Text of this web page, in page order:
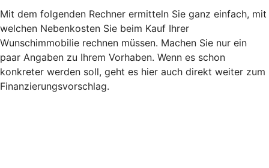
Mit dem folgenden Rechner ermitteln Sie ganz einfach, mit
welchen Nebenkosten Sie beim Kauf Ihrer
Wunschimmobilie rechnen müssen. Machen Sie nur ein
paar Angaben zu Ihrem Vorhaben. Wenn es schon
konkreter werden soll, geht es hier auch direkt weiter zum
Finanzierungsvorschlag.